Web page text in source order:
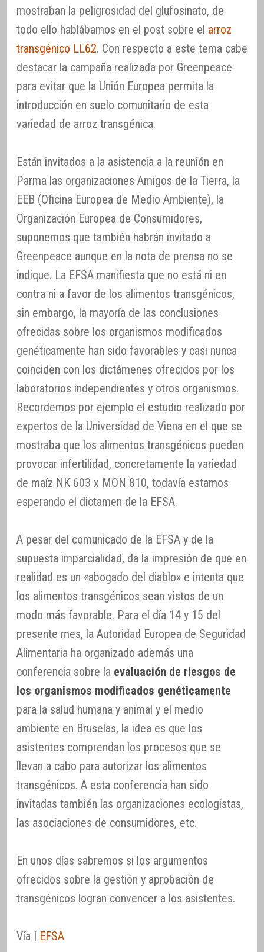
mostraban la peligrosidad del glufosinato, de
todo ello hablábamos en el post sobre el arroz
transgénico LL62. Con respecto a este tema cabe
destacar la campaña realizada por Greenpeace
para evitar que la Unión Europea permita la
introducción en suelo comunitario de esta
variedad de arroz transgénica.
Están invitados a la asistencia a la reunión en
Parma las organizaciones Amigos de la Tierra, la
EEB (Oficina Europea de Medio Ambiente), la
Organización Europea de Consumidores,
suponemos que también habrán invitado a
Greenpeace aunque en la nota de prensa no se
indique. La EFSA manifiesta que no está ni en
contra ni a favor de los alimentos transgénicos,
sin embargo, la mayoría de las conclusiones
ofrecidas sobre los organismos modificados
genéticamente han sido favorables y casi nunca
coinciden con los dictámenes ofrecidos por los
laboratorios independientes y otros organismos.
Recordemos por ejemplo el estudio realizado por
expertos de la Universidad de Viena en el que se
mostraba que los alimentos transgénicos pueden
provocar infertilidad, concretamente la variedad
de maíz NK 603 x MON 810, todavía estamos
esperando el dictamen de la EFSA.
A pesar del comunicado de la EFSA y de la
supuesta imparcialidad, da la impresión de que en
realidad es un «abogado del diablo» e intenta que
los alimentos transgénicos sean vistos de un
modo más favorable. Para el día 14 y 15 del
presente mes, la Autoridad Europea de Seguridad
Alimentaria ha organizado además una
conferencia sobre la evaluación de riesgos de
los organismos modificados genéticamente
para la salud humana y animal y el medio
ambiente en Bruselas, la idea es que los
asistentes comprendan los procesos que se
llevan a cabo para autorizar los alimentos
transgénicos. A esta conferencia han sido
invitadas también las organizaciones ecologistas,
las asociaciones de consumidores, etc.
En unos días sabremos si los argumentos
ofrecidos sobre la gestión y aprobación de
transgénicos logran convencer a los asistentes.
Vía | EFSA